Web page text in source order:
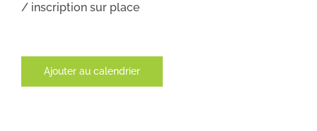
/ inscription sur place
Ajouter au calendrier